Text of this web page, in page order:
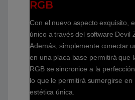
RGB
Con el nuevo aspecto exquisito,
único a través del software Devil
Además, simplemente conectar
en una placa base permitirá que
RGB se sincronice a la
lo que le permitirá sumergirse en
estética única.